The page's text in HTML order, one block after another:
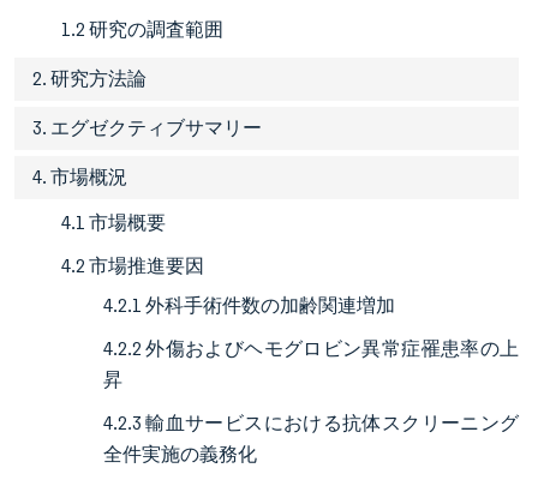
1.2 研究の調査範囲
2. 研究方法論
3. エグゼクティブサマリー
4. 市場概況
4.1 市場概要
4.2 市場推進要因
4.2.1 外科手術件数の加齢関連増加
4.2.2 外傷およびヘモグロビン異常症罹患率の上
昇
4.2.3 輸血サービスにおける抗体スクリーニング
全件実施の義務化